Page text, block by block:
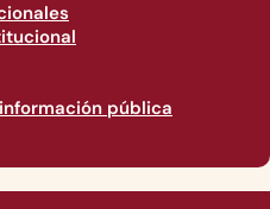
pública